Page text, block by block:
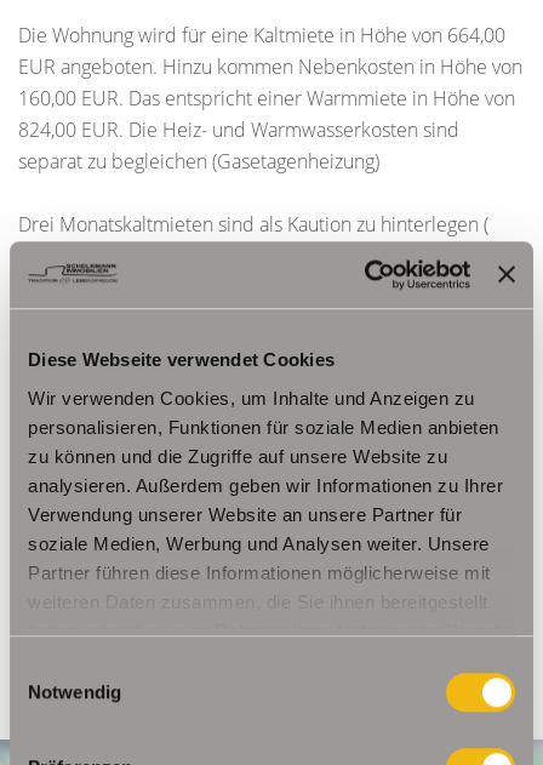
Diese Webseite verwendet Cookies
Wir verwenden Cookies, um Inhalte und Anzeigen zu
personalisieren, Funktionen für soziale Medien anbieten
zu können und die Zugriffe auf unsere Website zu
analysieren. Außerdem geben wir Informationen zu Ihrer
Verwendung unserer Website an unsere Partner für
soziale Medien, Werbung und Analysen weiter. Unsere
Partner führen diese Informationen möglicherweise mit
weiteren Daten zusammen, die Sie ihnen bereitgestellt
haben oder die sie im Rahmen Ihrer Nutzung der Dienste
Notwendig
Die Wohnung wird für eine Kaltmiete in Höhe von 664,00
EUR angeboten. Hinzu kommen Nebenkosten in Höhe von
160,00 EUR. Das entspricht einer Warmmiete in Höhe von
824,00 EUR. Die Heiz- und Warmwasserkosten sind
separat zu begleichen (Gasetagenheizung)
Drei Monatskaltmieten sind als Kaution zu hinterlegen (
Provisionszahlungen oder Bearbeitungsgebühren erhoben.
Ansprechpartner
Frau Beate Schelkmann
Telefon: 004936124036202
Telefax: 004936124026179
Mobil: 00491714769991